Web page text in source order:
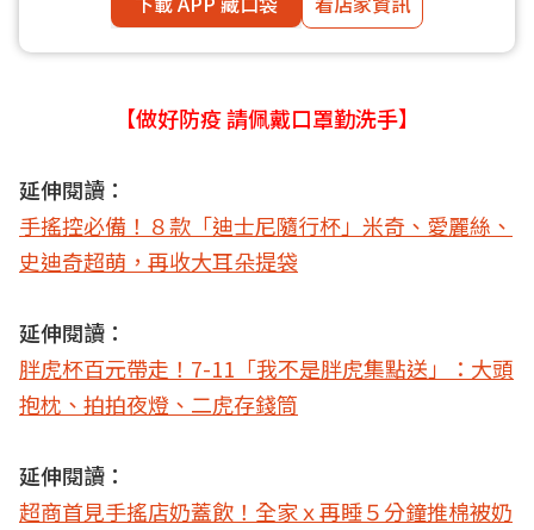
【做好防疫 請佩戴口罩勤洗手】
延伸閱讀：
手搖控必備！８款「迪士尼隨行杯」米奇、愛麗絲、
史迪奇超萌，再收大耳朵提袋
延伸閱讀：
胖虎杯百元帶走！7-11「我不是胖虎集點送」：大頭
抱枕、拍拍夜燈、二虎存錢筒
延伸閱讀：
超商首見手搖店奶蓋飲！全家ｘ再睡５分鐘推棉被奶